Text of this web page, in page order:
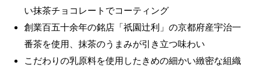
い抹茶チョコレートでコーティング
創業百五十余年の銘店「祇園辻利」の京都府産宇治一
番茶を使用、抹茶のうまみが引き立つ味わい
こだわりの乳原料を使用したきめの細かい緻密な組織